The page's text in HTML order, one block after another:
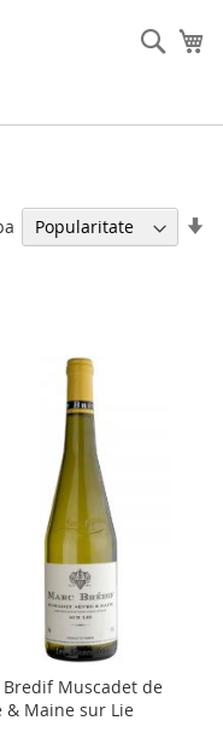
Bredif Muscadet de
& Maine sur Lie